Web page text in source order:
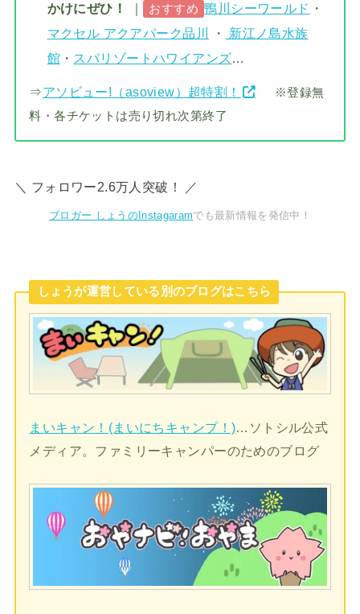
かけにぜひ！
おすすめ 鴨川シーワールド ・
マクセル アクアパーク品川
・
新江ノ島水族
館 ・ スパリゾートハワイアンズ…
⇒アソビュー!（asoview）超特割！
※登録無
料・各チケットは売り切れ次第終了
＼ フォロワー2.6万人突破！ ／
ブロガー しょうのInstagaramでも最新情報を発信中！
しょうが運営している別のブログはこちら
まいキャン！(まいにちキャンプ！) …ソトシル公式
メディア。ファミリーキャンパーのためのブログ